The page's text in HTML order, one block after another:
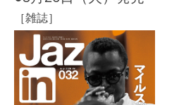
［雑誌］